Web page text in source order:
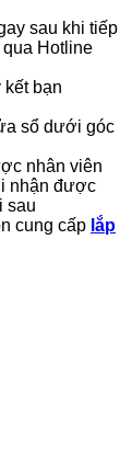
sau khi tiếp
qua Hotline
kết bạn
sổ dưới góc
nhân viên
nhận được
sau
cung cấp lắp